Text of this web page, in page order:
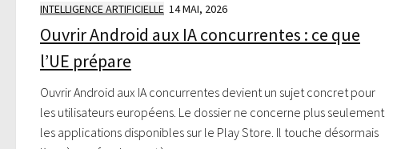
INTELLIGENCE ARTIFICIELLE 14 MAI, 2026
Ouvrir Android aux IA concurrentes : ce que
l’UE prépare
Ouvrir Android aux IA concurrentes devient un sujet concret pour
les utilisateurs européens. Le dossier ne concerne plus seulement
les applications disponibles sur le Play Store. Il touche désormais